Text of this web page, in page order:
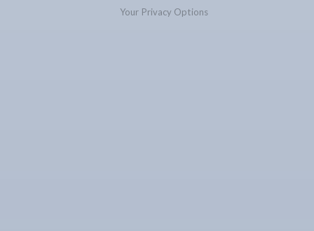
Your Privacy Options